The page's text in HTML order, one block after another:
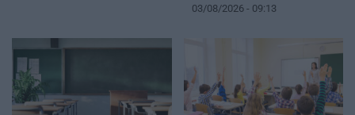
03/08/2026 - 09:13